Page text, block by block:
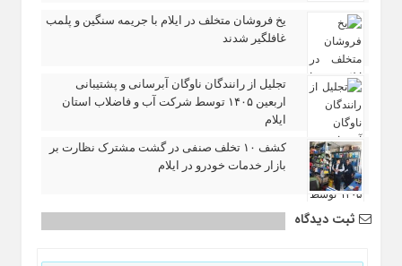
یخ‌ فروشان متخلف در ایلام با جریمه سنگین و پلمب
غافلگیر شدند
تجلیل از رانندگان ناوگان آبرسانی و پشتیبانی
اربعین ۱۴۰۵ توسط شرکت آب و فاضلاب استان
ایلام
کشف ۱۰ تخلف صنفی در گشت مشترک نظارت بر
بازار خدمات خودرو در ایلام
ثبت دیدگاه